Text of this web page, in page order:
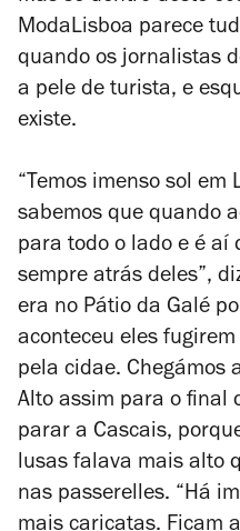
ModaLisboa parece
quando os jornalistas
a pele de turista, e
existe.
“Temos imenso sol
sabemos que quando
para todo o lado e é aí
sempre atrás deles”,
era no Pátio da Galé
aconteceu eles
pela cidae. Chegámos
Alto assim para o final
parar a Cascais,
lusas falava mais alto
nas passerelles. “Há
mais caricatas. Ficam